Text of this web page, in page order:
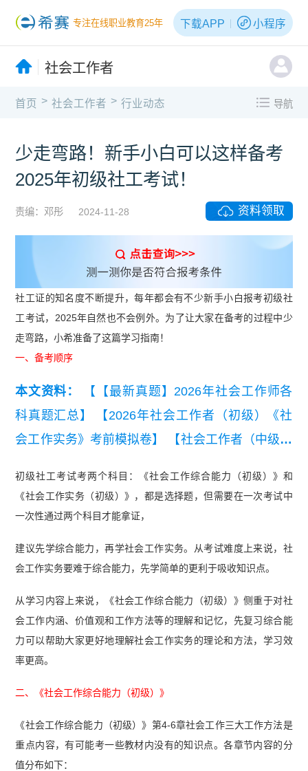
专注在线职业教育25年 下载APP 小程序
社会工作者
首页 > 社会工作者 > 行业动态 导航
少走弯路！新手小白可以这样备考
2025年初级社工考试！
责编：邓彤 2024-11-28 资料领取
社工证的知名度不断提升，每年都会有不少新手小白报考初级社
工考试，2025年自然也不会例外。为了让大家在备考的过程中少
走弯路，小希准备了这篇学习指南！
一、备考顺序
本文资料：
【【最新真题】2026年社会工作师各
科真题汇总】
【2026年社会工作者（初级）《社
会工作实务》考前模拟卷】
【社会工作者（中级）
清可打印）】
【【真题资料包】2023-2025《社会
工作综合能力（初级）》真题汇总（高清可打
真题及答案】
【2025年中级社工《专业实务》真
力》真题及答案】 【2025年中级社工《社会工作
法规与政策》真题及答案解析】
初级社工考试考两个科目：《社会工作综合能力（初级）》和
《社会工作实务（初级）》，都是选择题，但需要在一次考试中
一次性通过两个科目才能拿证，
建议先学综合能力，再学社会工作实务。从考试难度上来说，社
会工作实务要难于综合能力，先学简单的更利于吸收知识点。
从学习内容上来说，《社会工作综合能力（初级）》侧重于对社
会工作内涵、价值观和工作方法等的理解和记忆，先复习综合能
力可以帮助大家更好地理解社会工作实务的理论和方法，学习效
率更高。
二、《社会工作综合能力（初级）》
《社会工作综合能力（初级）》第4-6章社会工作三大工作方法是
重点内容，有可能考一些教材内没有的知识点。各章节内容的分
值分布如下：